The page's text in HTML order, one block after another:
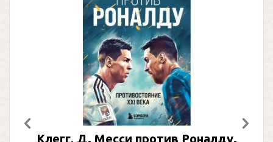
Клегг, Д. Месси против Роналду.
Предыдущий